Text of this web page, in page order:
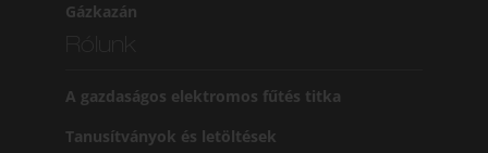
Gázkazán
A gazdaságos elektromos fűtés titka
Tanusítványok és letöltések